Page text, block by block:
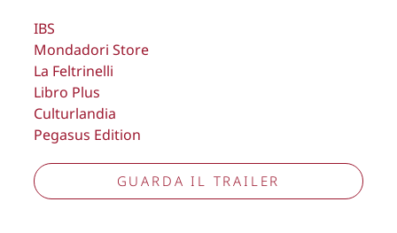
IBS
Mondadori Store
La Feltrinelli
Libro Plus
Culturlandia
Pegasus Edition
GUARDA IL TRAILER